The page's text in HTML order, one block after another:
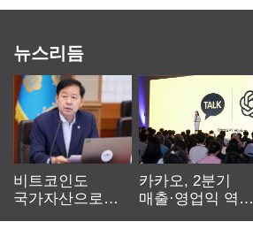
뉴스리듬
비트코인도
국가자산으로…'
카카오, 2분기
매출·영업익 역대